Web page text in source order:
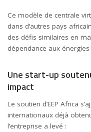
Ce modèle de centrale
dans d’autres pays
des défis similaires en
dépendance aux
Une start-up
impact
Le soutien d’EEP Africa
internationaux déjà
l’entreprise a levé :